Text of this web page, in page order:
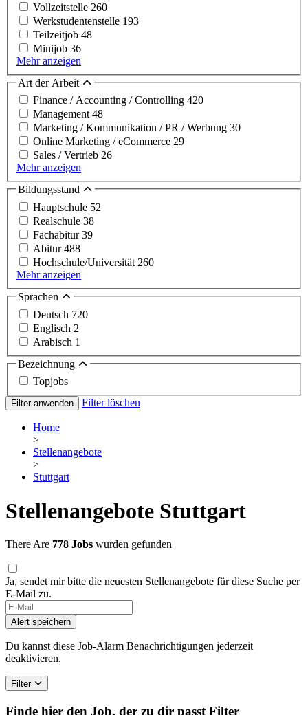
Vollzeitstelle 260
Werkstudentenstelle 193
Teilzeitjob 48
Minijob 36
Mehr anzeigen
Art der Arbeit
Finance / Accounting / Controlling 420
Management48
Marketing / Kommunikation / PR / Werbung 30
Online Marketing / eCommerce 29
Sales / Vertrieb 26
Mehr anzeigen
Bildungsstand
Hauptschule 52
Realschule 38
Fachabitur39
Abitur488
Hochschule/Universität 260
Mehr anzeigen
Sprachen
Deutsch 720
Englisch 2
Arabisch 1
Bezeichnung
Topjobs
Filter anwenden Filter löschen
Home
>
Stellenangebote
>
Stuttgart
Stellenangebote Stuttgart
There Are 778 Jobs wurden gefunden
Ja, sendet mir bitte die neuesten Stellenangebote für diese Suche per
E-Mail zu.
Alert speichern
Du kannst diese Job-Alarm Benachrichtigungen jederzeit
deaktivieren.
Filter
Finde hier den Job, der zu dir passt Filter